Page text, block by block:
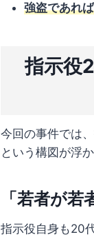
強盗であれ
指示役
今回の事件では
という構図が浮
「若者が
指示役自身も20